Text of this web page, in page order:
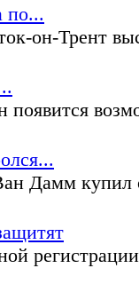
по...
он-Трент
Дамм купил